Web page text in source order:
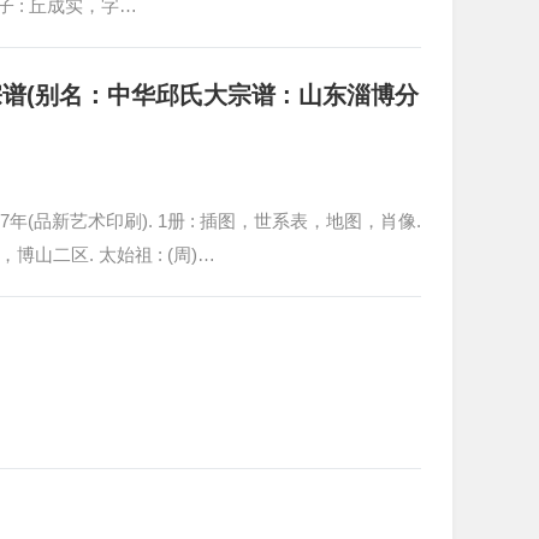
: 丘成实，字…
(别名：中华邱氏大宗谱 : 山东淄博分
(品新艺术印刷). 1册 : 插图，世系表，地图，肖像.
博山二区. 太始祖 : (周)…